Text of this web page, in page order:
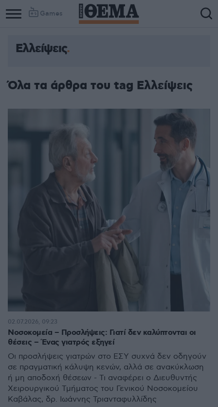
Games
Ελλείψεις
Όλα τα άρθρα του tag Ελλείψεις
Νοσοκομεία – Προσλήψεις: Γιατί δεν καλύπτονται οι
θέσεις – Ένας γιατρός εξηγεί
Οι προσλήψεις γιατρών στο ΕΣΥ συχνά δεν οδηγούν
σε πραγματική κάλυψη κενών, αλλά σε ανακύκλωση
ή μη αποδοχή θέσεων - Τι αναφέρει ο Διευθυντής
Χειρουργικού Τμήματος του Γενικού Νοσοκομείου
Καβάλας, δρ. Ιωάννης Τριανταφυλλίδης
02.07.2026, 09:23